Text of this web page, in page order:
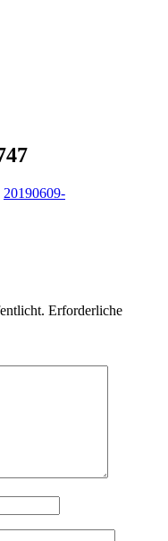
20190609-
Erforderliche